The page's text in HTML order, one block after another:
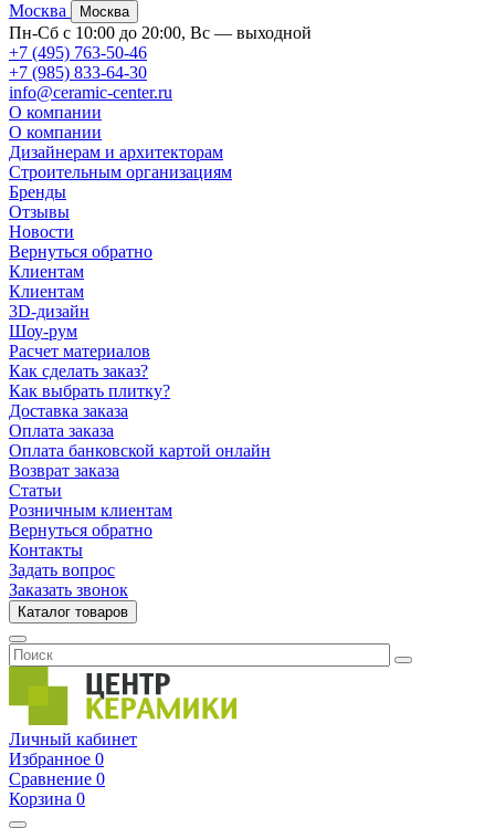
Москва
Москва
Пн-Сб с 10:00 до 20:00, Вс — выходной
+7 (495) 763-50-46
+7 (985) 833-64-30
info@ceramic-center.ru
О компании
О компании
Дизайнерам и архитекторам
Строительным организациям
Бренды
Отзывы
Новости
Вернуться обратно
Клиентам
Клиентам
3D-дизайн
Шоу-рум
Расчет материалов
Как сделать заказ?
Как выбрать плитку?
Доставка заказа
Оплата заказа
Оплата банковской картой онлайн
Возврат заказа
Статьи
Розничным клиентам
Вернуться обратно
Контакты
Задать вопрос
Заказать звонок
Каталог товаров
Личный кабинет
Избранное 0
Сравнение 0
Корзина 0